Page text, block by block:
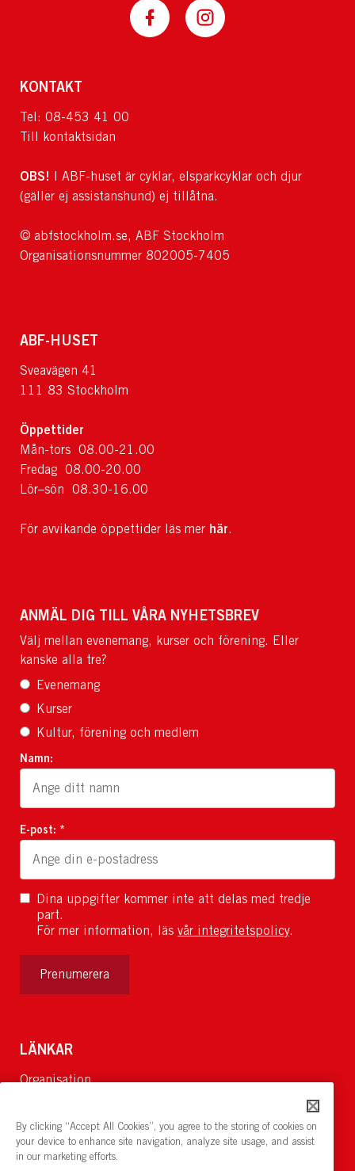
KONTAKT
Tel: 08-453 41 00
Till kontaktsidan
OBS! I ABF-huset är cyklar, elsparkcyklar och djur
(gäller ej assistanshund) ej tillåtna.
© abfstockholm.se, ABF Stockholm
Organisationsnummer 802005-7405
ABF-HUSET
Sveavägen 41
111 83 Stockholm
Öppettider
Mån-tors 08.00-21.00
Fredag 08.00-20.00
Lör–sön 08.30-16.00
För avvikande öppettider läs mer här.
ANMÄL DIG TILL VÅRA NYHETSBREV
Välj mellan evenemang, kurser och förening. Eller
kanske alla tre?
Evenemang
Kurser
Kultur, förening och medlem
Namn:
E-post: *
Dina uppgifter kommer inte att delas med tredje
part.
För mer information, läs vår integritetspolicy.
Prenumerera
LÄNKAR
Organisation
Lediga jobb
Nyheter och pressrum
By clicking “Accept All Cookies”, you agree to the storing of cookies on
your device to enhance site navigation, analyze site usage, and assist
in our marketing efforts.